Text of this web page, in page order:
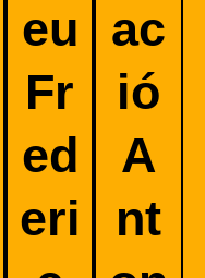
eu
Fr
ed
eri
ac
ió
A
nt